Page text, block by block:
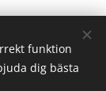
funktion
dig bästa